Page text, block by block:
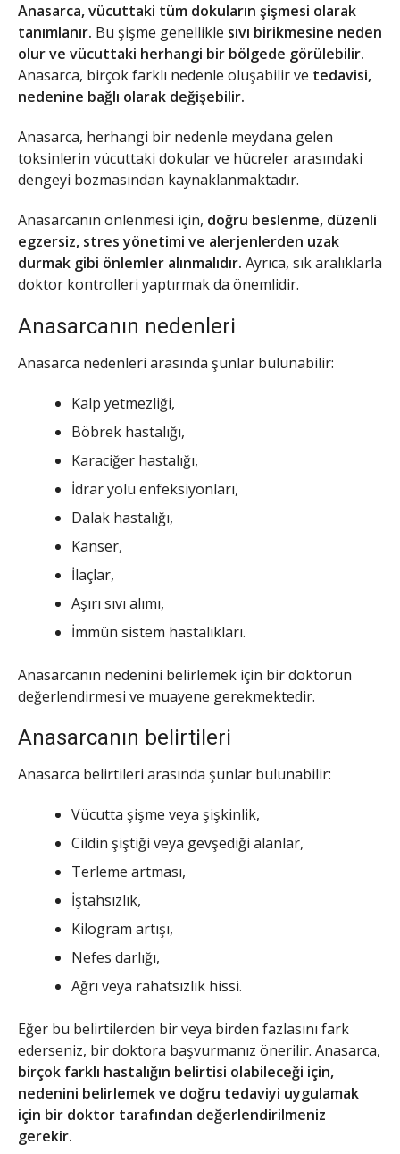
Anasarca, vücuttaki tüm dokuların şişmesi olarak
tanımlanır. Bu şişme genellikle sıvı birikmesine neden
olur ve vücuttaki herhangi bir bölgede görülebilir.
Anasarca, birçok farklı nedenle oluşabilir ve tedavisi,
nedenine bağlı olarak değişebilir.
Anasarca, herhangi bir nedenle meydana gelen
toksinlerin vücuttaki dokular ve hücreler arasındaki
dengeyi bozmasından kaynaklanmaktadır.
Anasarcanın önlenmesi için, doğru beslenme, düzenli
egzersiz, stres yönetimi ve alerjenlerden uzak
durmak gibi önlemler alınmalıdır. Ayrıca, sık aralıklarla
doktor kontrolleri yaptırmak da önemlidir.
Anasarcanın nedenleri
Anasarca nedenleri arasında şunlar bulunabilir:
Kalp yetmezliği,
Böbrek hastalığı,
Karaciğer hastalığı,
İdrar yolu enfeksiyonları,
Dalak hastalığı,
Kanser,
İlaçlar,
Aşırı sıvı alımı,
İmmün sistem hastalıkları.
Anasarcanın nedenini belirlemek için bir doktorun
değerlendirmesi ve muayene gerekmektedir.
Anasarcanın belirtileri
Anasarca belirtileri arasında şunlar bulunabilir:
Vücutta şişme veya şişkinlik,
Cildin şiştiği veya gevşediği alanlar,
Terleme artması,
İştahsızlık,
Kilogram artışı,
Nefes darlığı,
Ağrı veya rahatsızlık hissi.
Eğer bu belirtilerden bir veya birden fazlasını fark
ederseniz, bir doktora başvurmanız önerilir. Anasarca,
birçok farklı hastalığın belirtisi olabileceği için,
nedenini belirlemek ve doğru tedaviyi uygulamak
için bir doktor tarafından değerlendirilmeniz
gerekir.